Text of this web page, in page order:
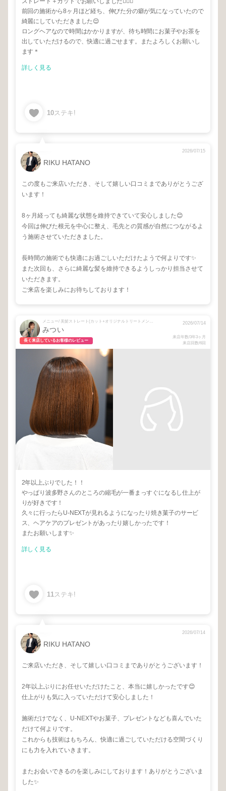
前回の施術から8ヶ月ほど経ち、伸びた分の癖が気になっていたので
綺麗にしていただきました😌
ロングヘアなので時間はかかりますが、待ち時間にお菓子やお茶を
出していただけるので、快適に過ごせます。またよろしくお願いし
ます＊
詳しく見る
10ステキ!
RIKU HATANO
2026/07/15
この度もご来店いただき、そして嬉しい口コミまでありがとうござ
います！
8ヶ月経っても綺麗な状態を維持できていて安心しました😊
今回は伸びた根元を中心に整え、毛先との質感が自然につながるよ
う施術させていただきました。
長時間の施術でも快適にお過ごしいただけたようで何よりです✨
また次回も、さらに綺麗な髪を維持できるようしっかり担当させて
いただきます。
ご来店を楽しみにお待ちしております！
メニュー/ 美髪ストレート(カット+オリジナルトリートメント込)
みつい
長く来店しているお客様のレビュー
2026/07/14
来店年数/3年3ヶ月
来店回数/6回
2年以上ぶりでした！！
やっぱり波多野さんのところの縮毛が一番まっすぐになるし仕上が
りが好きです！
久々に行ったらU-NEXTが見れるようになったり焼き菓子のサービ
ス、ヘアケアのプレゼントがあったり嬉しかったです！
またお願いします✨
詳しく見る
11ステキ!
RIKU HATANO
2026/07/14
ご来店いただき、そして嬉しい口コミまでありがとうございます！
2年以上ぶりにお任せいただけたこと、本当に嬉しかったです😊
仕上がりも気に入っていただけて安心しました！
施術だけでなく、U-NEXTやお菓子、プレゼントなども喜んでいた
だけて何よりです。
これからも技術はもちろん、快適に過ごしていただける空間づくり
にも力を入れていきます。
またお会いできるのを楽しみにしております！ありがとうございま
した✨